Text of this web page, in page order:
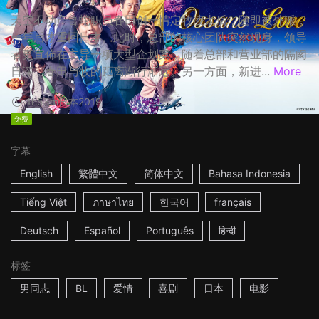
天空不动产鲁蛇职员春田创一情定牧凌太后，随即被外派，
一年后才重回日本。此时，总部的核心团队突然现身，领导
者更宣佈在主导一项大型企划案，随着总部和营业部的隔阂
日深，春田与牧的距离渐行渐远。另一方面，新进... More
1h53m日本2019
免费
字幕
English
繁體中文 简体中文 Bahasa Indonesia
Tiếng Việt ภาษาไทย 한국어 français
Deutsch Español Português हिन्दी
标签
男同志
BL 爱情 喜剧 日本 电影